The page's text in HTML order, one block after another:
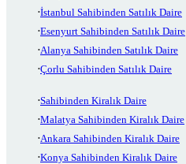
İstanbul Sahibinden Satılık Daire
Esenyurt Sahibinden Satılık Daire
Alanya Sahibinden Satılık Daire
Çorlu Sahibinden Satılık Daire
Sahibinden Kiralık Daire
Malatya Sahibinden Kiralık Daire
Ankara Sahibinden Kiralık Daire
Konya Sahibinden Kiralık Daire